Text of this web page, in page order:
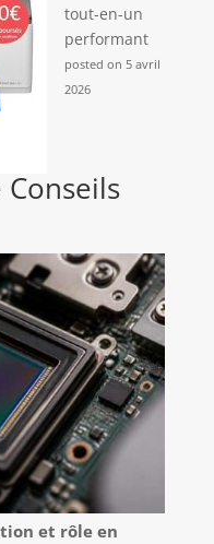
tout-en-un
performant
posted on 5 avril
2026
et rôle en